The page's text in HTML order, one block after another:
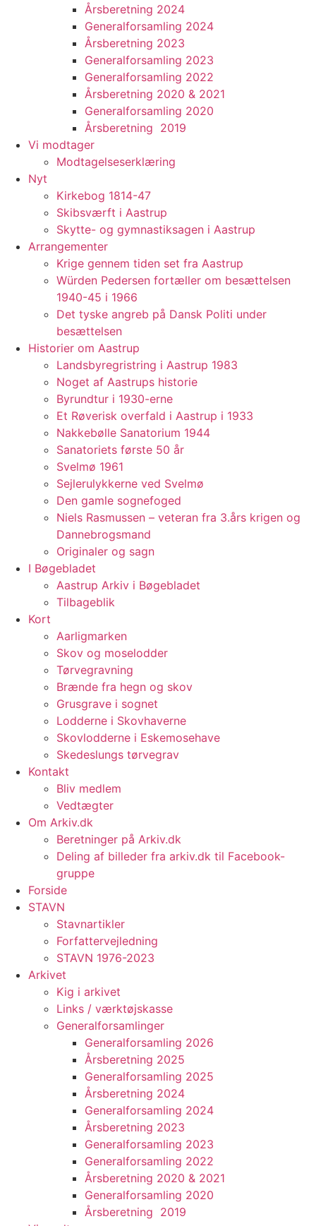
Årsberetning 2024
Generalforsamling 2024
Årsberetning 2023
Generalforsamling 2023
Generalforsamling 2022
Årsberetning 2020 & 2021
Generalforsamling 2020
Årsberetning 2019
Vi modtager
Modtagelseserklæring
Nyt
Kirkebog 1814-47
Skibsværft i Aastrup
Skytte- og gymnastiksagen i Aastrup
Arrangementer
Krige gennem tiden set fra Aastrup
Würden Pedersen fortæller om besættelsen
1940-45 i 1966
Det tyske angreb på Dansk Politi under
besættelsen
Historier om Aastrup
Landsbyregristring i Aastrup 1983
Noget af Aastrups historie
Byrundtur i 1930-erne
Et Røverisk overfald i Aastrup i 1933
Nakkebølle Sanatorium 1944
Sanatoriets første 50 år
Svelmø 1961
Sejlerulykkerne ved Svelmø
Den gamle sognefoged
Niels Rasmussen – veteran fra 3.års krigen og
Dannebrogsmand
Originaler og sagn
I Bøgebladet
Aastrup Arkiv i Bøgebladet
Tilbageblik
Kort
Aarligmarken
Skov og moselodder
Tørvegravning
Brænde fra hegn og skov
Grusgrave i sognet
Lodderne i Skovhaverne
Skovlodderne i Eskemosehave
Skedeslungs tørvegrav
Kontakt
Bliv medlem
Vedtægter
Om Arkiv.dk
Beretninger på Arkiv.dk
Deling af billeder fra arkiv.dk til Facebook-
gruppe
Forside
STAVN
Stavnartikler
Forfattervejledning
STAVN 1976-2023
Arkivet
Kig i arkivet
Links / værktøjskasse
Generalforsamlinger
Generalforsamling 2026
Årsberetning 2025
Generalforsamling 2025
Årsberetning 2024
Generalforsamling 2024
Årsberetning 2023
Generalforsamling 2023
Generalforsamling 2022
Årsberetning 2020 & 2021
Generalforsamling 2020
Årsberetning 2019